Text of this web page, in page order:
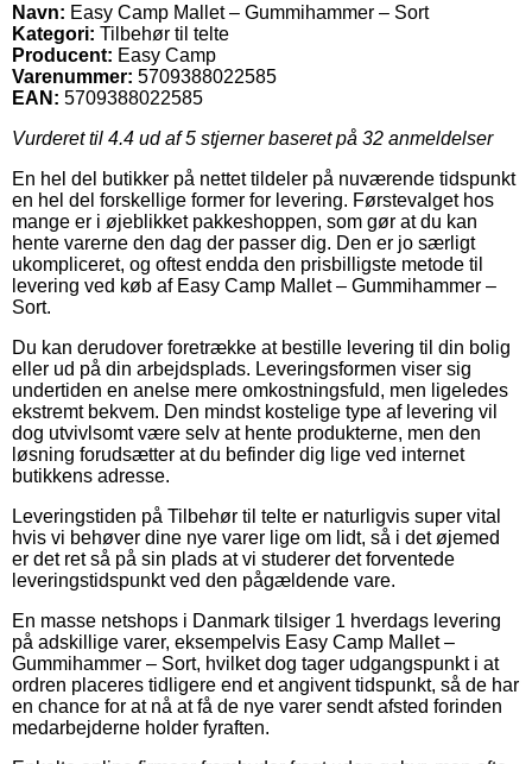
Navn: Easy Camp Mallet – Gummihammer – Sort
Kategori: Tilbehør til telte
Producent: Easy Camp
Varenummer: 5709388022585
EAN: 5709388022585
Vurderet til 4.4 ud af 5 stjerner baseret på 32 anmeldelser
En hel del butikker på nettet tildeler på nuværende tidspunkt
en hel del forskellige former for levering. Førstevalget hos
mange er i øjeblikket pakkeshoppen, som gør at du kan
hente varerne den dag der passer dig. Den er jo særligt
ukompliceret, og oftest endda den prisbilligste metode til
levering ved køb af Easy Camp Mallet – Gummihammer –
Sort.
Du kan derudover foretrække at bestille levering til din bolig
eller ud på din arbejdsplads. Leveringsformen viser sig
undertiden en anelse mere omkostningsfuld, men ligeledes
ekstremt bekvem. Den mindst kostelige type af levering vil
dog utvivlsomt være selv at hente produkterne, men den
løsning forudsætter at du befinder dig lige ved internet
butikkens adresse.
Leveringstiden på Tilbehør til telte er naturligvis super vital
hvis vi behøver dine nye varer lige om lidt, så i det øjemed
er det ret så på sin plads at vi studerer det forventede
leveringstidspunkt ved den pågældende vare.
En masse netshops i Danmark tilsiger 1 hverdags levering
på adskillige varer, eksempelvis Easy Camp Mallet –
Gummihammer – Sort, hvilket dog tager udgangspunkt i at
ordren placeres tidligere end et angivent tidspunkt, så de har
en chance for at nå at få de nye varer sendt afsted forinden
medarbejderne holder fyraften.